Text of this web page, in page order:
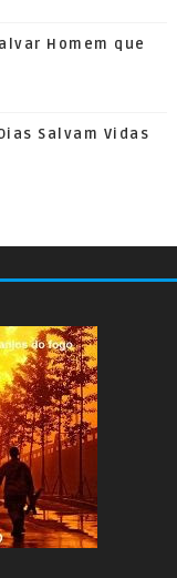
Homem que
Salvam Vidas